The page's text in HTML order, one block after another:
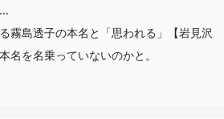
せ振りな態度を取られ続けている咲太は
ね
彼女を好きにならないと確信している。
好いていて、麻衣も同じだけの愛情を返
霧島透子の本名と「思われる」【岩見沢
名を名乗っていないのかと。